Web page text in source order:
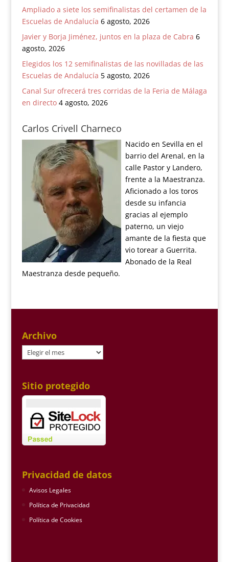
Ampliado a siete los semifinalistas del certamen de la
Escuelas de Andalucía 6 agosto, 2026
Javier y Borja Jiménez, juntos en la plaza de Cabra 6
agosto, 2026
Elegidos los 12 semifinalistas de las novilladas de las
Escuelas de Andalucía 5 agosto, 2026
Canal Sur ofrecerá tres corridas de la Feria de Málaga
en directo 4 agosto, 2026
Carlos Crivell Charneco
Nacido en Sevilla en el
barrio del Arenal, en la
calle Pastor y Landero,
frente a la Maestranza.
Aficionado a los toros
desde su infancia
gracias al ejemplo
paterno, un viejo
amante de la fiesta que
vio torear a Guerrita.
Abonado de la Real
Maestranza desde pequeño.
Archivo
Archivo
Sitio protegido
Privacidad de datos
Avisos Legales
Política de Privacidad
Política de Cookies